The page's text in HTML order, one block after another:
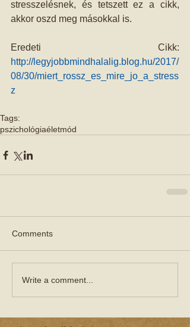
stresszelésnek, és tetszett ez a cikk,
akkor oszd meg másokkal is.
http://legyjobbmindhalalig.blog.hu/2017/
08/30/miert_rossz_es_mire_jo_a_stress
z
Tags:
pszichológiaéletmód
Comments
Write a comment...